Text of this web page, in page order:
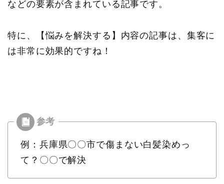
などの要素が含まれている記事です。
特に、【悩みを解決する】内容の記事は、集客に
は非常に効果的ですね！
例：兵庫県〇〇市で傷まない白髪染めっ
て？〇〇で解決